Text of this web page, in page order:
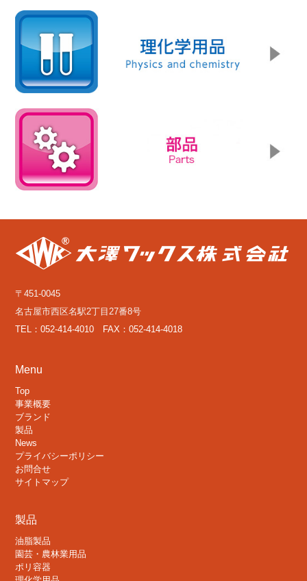
〒451-0045
名古屋市西区名駅2丁目27番8号
TEL：052-414-4010 FAX：052-414-4018
Menu
Top
事業概要
ブランド
製品
News
プライバシーポリシー
お問合せ
サイトマップ
製品
油脂製品
園芸・農林業用品
ポリ容器